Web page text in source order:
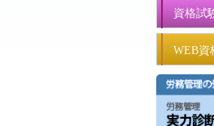
資格試
WEB資